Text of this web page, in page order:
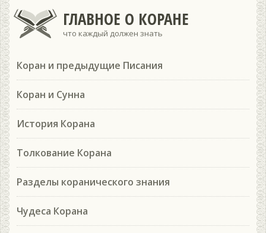
ГЛАВНОЕ О КОРАНЕ
что каждый должен знать
Коран и предыдущие Писания
Коран и Сунна
История Корана
Толкование Корана
Разделы коранического знания
Чудеса Корана